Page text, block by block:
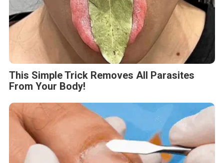
This Simple Trick Removes All Parasites
From Your Body!